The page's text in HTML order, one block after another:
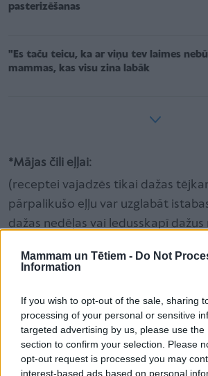
Mammam un Tētiem - Do Not
Information
If you wish to opt-out of the sale, sharing
processing of your personal or sensitive
targeted advertising by us, please use the
section to confirm your selection. Please
opt-out request is processed you may
interest-based ads based on personal
pasterizēšanas
"Es taču teicu, ka ar viņu tev laimes
mammas, kas visu zina labāk
*Mājas čili eļļai:
(receptei vajadzēs tikai dažas
pārpalikušo eļļu var uzglabāt
dažas nedēļas vai ledusskapī dažus
saulespuķu, vīnogu kauliņu vai
Šķipsniņa sāls